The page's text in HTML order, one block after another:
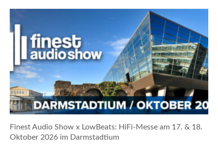
Finest Audio Show x LowBeats: HiFi-Messe am 17. & 18.
Oktober 2026 im Darmstadtium